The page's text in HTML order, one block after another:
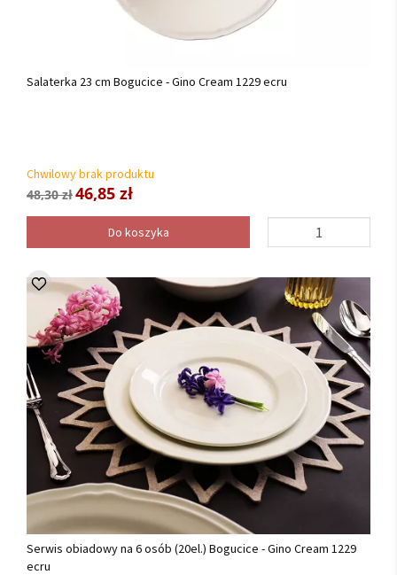
Salaterka 23 cm Bogucice - Gino Cream 1229 ecru
Chwilowy brak produktu
48,30 zł46,85 zł
Do koszyka
Serwis obiadowy na 6 osób (20el.) Bogucice - Gino Cream 1229
ecru